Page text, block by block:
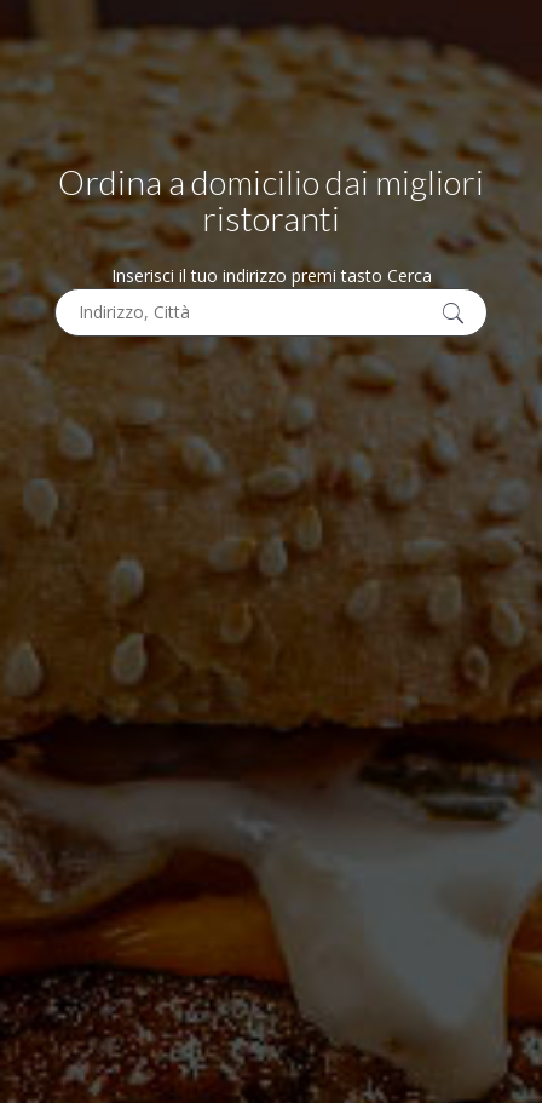
Ordina a domicilio dai migliori
ristoranti
Inserisci il tuo indirizzo premi tasto Cerca